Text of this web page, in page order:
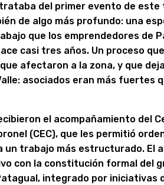
del primer evento de este
de algo más profundo: una
que los emprendedores de
casi tres años. Un proceso
afectaron a la zona, y que
asociados eran más fuertes
el acompañamiento del
(CEC), que les permitió
un trabajo más estructurado. El
con la constitución formal del
integrado por iniciativas